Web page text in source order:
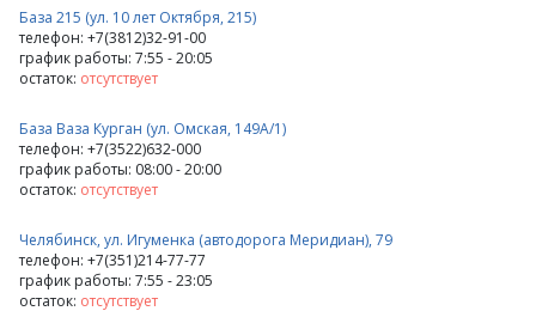
База 215 (ул. 10 лет Октября, 215)
телефон: +7(3812)32-91-00
график работы: 7:55 - 20:05
остаток: отсутствует
База Ваза Курган (ул. Омская, 149А/1)
телефон: +7(3522)632-000
график работы: 08:00 - 20:00
остаток: отсутствует
Челябинск, ул. Игуменка (автодорога Меридиан), 79
телефон: +7(351)214-77-77
график работы: 7:55 - 23:05
остаток: отсутствует